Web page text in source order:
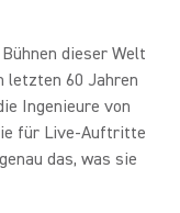
dieser Welt
letzten 60 Jahren
Ingenieure von
für Live-Auftritte
das, was sie